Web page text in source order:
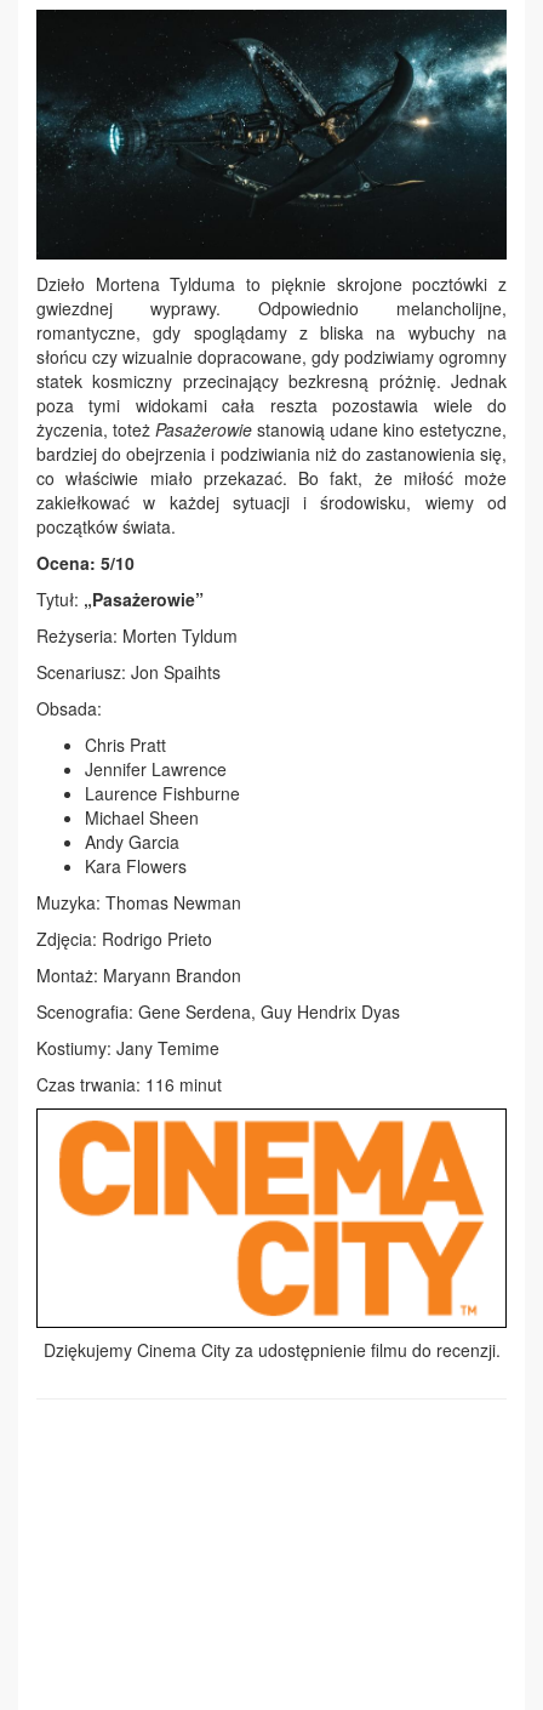
Dzieło Mortena Tylduma to pięknie skrojone pocztówki z
gwiezdnej wyprawy. Odpowiednio melancholijne,
romantyczne, gdy spoglądamy z bliska na wybuchy na
słońcu czy wizualnie dopracowane, gdy podziwiamy ogromny
statek kosmiczny przecinający bezkresną próżnię. Jednak
poza tymi widokami cała reszta pozostawia wiele do
życzenia, toteż Pasażerowie stanowią udane kino estetyczne,
bardziej do obejrzenia i podziwiania niż do zastanowienia się,
co właściwie miało przekazać. Bo fakt, że miłość może
zakiełkować w każdej sytuacji i środowisku, wiemy od
początków świata.
Ocena: 5/10
Tytuł: „Pasażerowie”
Reżyseria: Morten Tyldum
Scenariusz: Jon Spaihts
Obsada:
Chris Pratt
Jennifer Lawrence
Laurence Fishburne
Michael Sheen
Andy Garcia
Kara Flowers
Muzyka: Thomas Newman
Zdjęcia: Rodrigo Prieto
Montaż: Maryann Brandon
Scenografia: Gene Serdena, Guy Hendrix Dyas
Kostiumy: Jany Temime
Czas trwania: 116 minut
Dziękujemy Cinema City za udostępnienie filmu do recenzji.